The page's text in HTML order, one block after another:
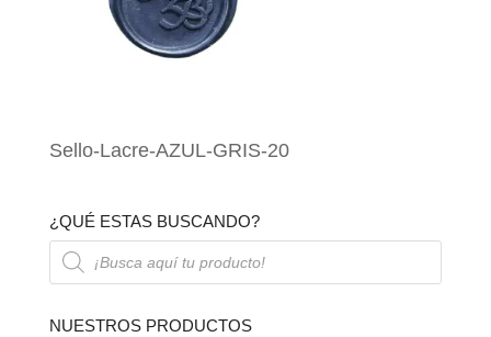
Sello-Lacre-AZUL-GRIS-20
¿QUÉ ESTAS BUSCANDO?
Búsqueda
de
productos
NUESTROS PRODUCTOS